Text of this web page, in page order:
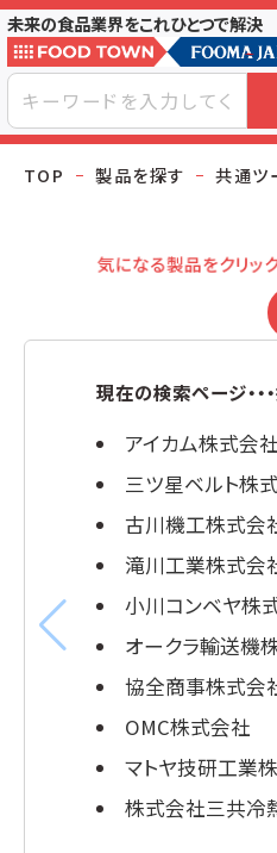
未来の食品業界をこれひとつで解決
TOP 製品を探す 共通ツ
気になる製品をクリッ
現在の検索ページ・・
アイカム株式会社
三ツ星ベルト株
古川機工株式会
滝川工業株式会
小川コンベヤ株
オークラ輸送機
協全商事株式会
OMC株式会社
マトヤ技研工業
株式会社三共冷